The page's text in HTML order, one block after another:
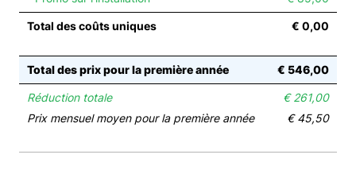
Total des coûts uniques € 0,00
Total des prix pour la première année € 546,00
Réduction totale
€ 261,00
Prix mensuel moyen pour la première année
€ 45,50